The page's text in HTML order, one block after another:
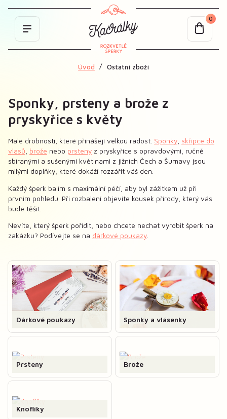
0
Úvod Ostatní zboží
Sponky, prsteny a brože z
pryskyřice s květy
Malé drobnosti, které přinášejí velkou radost. Sponky, skřipce do
vlasů, brože nebo prsteny z pryskyřice s opravdovými, ručně
sbíranými a sušenými květinami z jižních Čech a Šumavy jsou
milými doplňky, které dokáží rozzářit váš den.
Každý šperk balím s maximální péčí, aby byl zážitkem už při
prvním pohledu. Při rozbalení objevíte kousek přírody, který vás
bude těšit.
Nevíte, který šperk pořídit, nebo chcete nechat vyrobit šperk na
zakázku? Podívejte se na dárkové poukazy.
Dárkové poukazy Sponky a vlásenky
Prsteny Brože
Knoflíky